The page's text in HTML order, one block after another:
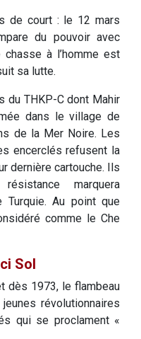
de court : le 12 mars
du pouvoir avec
chasse à l’homme est
sa lutte.
du THKP-C dont Mahir
dans le village de
de la Mer Noire. Les
encerclés refusent la
dernière cartouche. Ils
marquera
Au point que
comme le Che
Sol
dès 1973, le flambeau
révolutionnaires
qui se proclament «